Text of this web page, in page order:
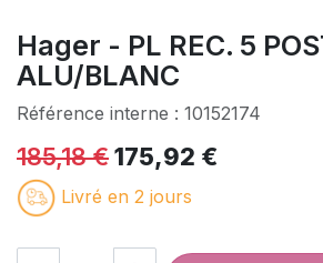
Hager - PL REC. 5
ALU/BLANC
Référence interne : 10152174
185,18€175,92 €
Livré en 2 jours